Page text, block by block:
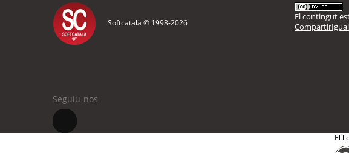
Softcatalà © 1998-2026
El contingut
Seguiu-nos
El